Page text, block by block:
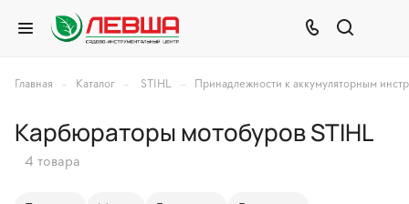
Главная – Каталог – STIHL – Принадлежности к аккумуляторным
Карбюраторы мотобуров STIHL
4 товара